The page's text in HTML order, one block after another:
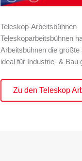
Teleskop-Arbeitsbühnen
Teleskoparbeitsbühnen
Arbeitsbühnen die
ideal für Industrie- & Bau
Zu den Teleskop